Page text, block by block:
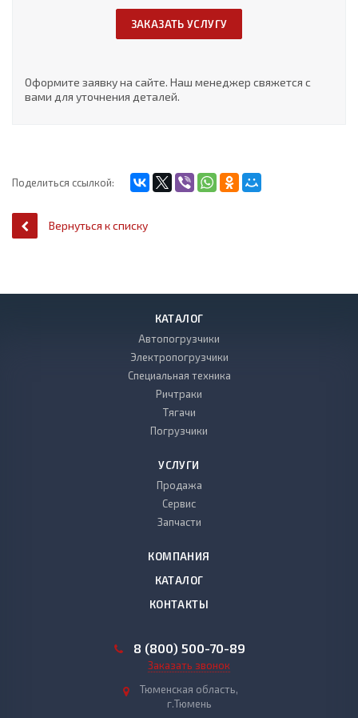
ЗАКАЗАТЬ УСЛУГУ
Оформите заявку на сайте. Наш менеджер свяжется с
вами для уточнения деталей.
Поделиться ссылкой:
Вернуться к списку
КАТАЛОГ
Автопогрузчики
Электропогрузчики
Специальная техника
Ричтраки
Тягачи
Погрузчики
УСЛУГИ
Продажа
Сервис
Запчасти
КОМПАНИЯ
КАТАЛОГ
КОНТАКТЫ
8 (800) 500-70-89
Заказать звонок
Тюменская область,
г.Тюмень